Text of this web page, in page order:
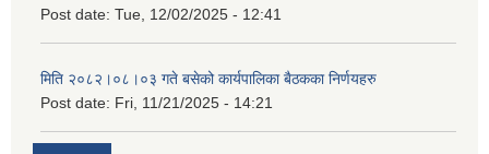
Post date: Tue, 12/02/2025 - 12:41
मिति २०८२।०८।०३ गते बसेको कार्यपालिका बैठकका निर्णयहरु
Post date: Fri, 11/21/2025 - 14:21